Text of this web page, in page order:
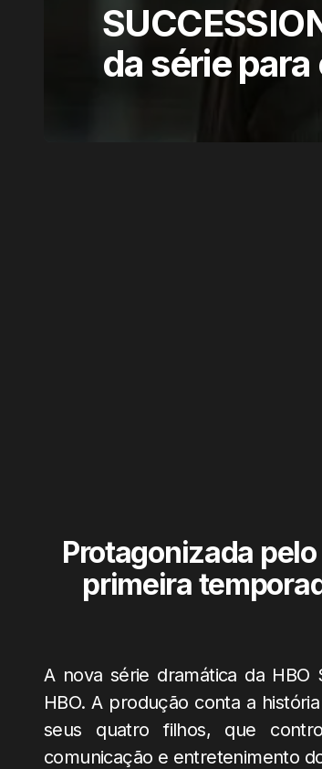
da série
Protagonizada
primeira
A nova série dramática da HBO
HBO. A produção conta a
seus quatro filhos, que
comunicação e entretenimento